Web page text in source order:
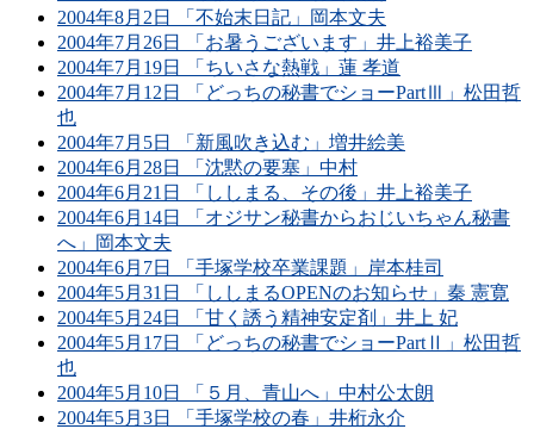
2004年8月2日 「不始末日記」岡本文夫
2004年7月26日 「お暑うございます」井上裕美子
2004年7月19日 「ちいさな熱戦」蓮 孝道
2004年7月12日 「どっちの秘書でショーPartⅢ」松田哲
也
2004年7月5日 「新風吹き込む」増井絵美
2004年6月28日 「沈黙の要塞」中村
2004年6月21日 「ししまる、その後」井上裕美子
2004年6月14日 「オジサン秘書からおじいちゃん秘書
へ」岡本文夫
2004年6月7日 「手塚学校卒業課題」岸本桂司
2004年5月31日 「ししまるOPENのお知らせ」秦 憲寛
2004年5月24日 「甘く誘う精神安定剤」井上 妃
2004年5月17日 「どっちの秘書でショーPartⅡ」松田哲
也
2004年5月10日 「５月、青山へ」中村公太朗
2004年5月3日 「手塚学校の春」井桁永介